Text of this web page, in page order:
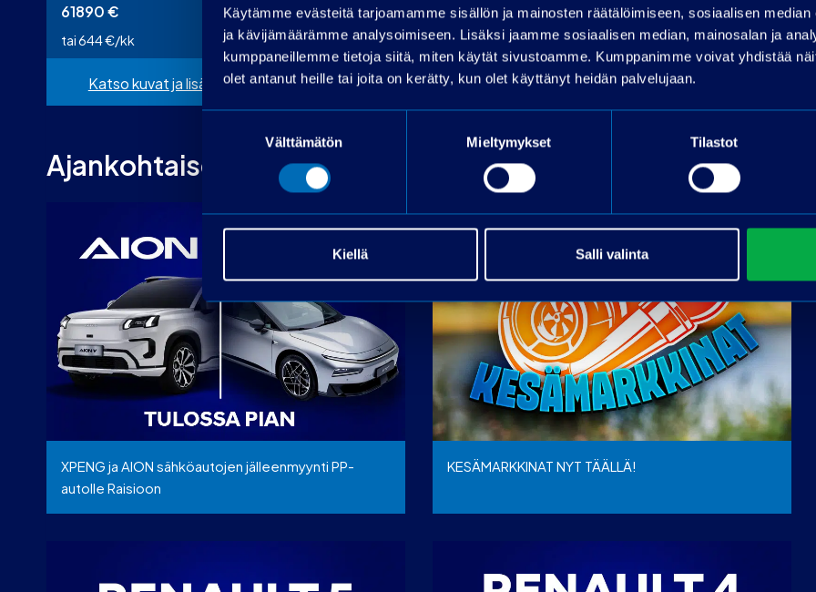
Käytämme evästeitä tarjoamamme sisällön ja mainosten räätälöimiseen, sosiaalisen
ja kävijämäärämme analysoimiseen. Lisäksi jaamme sosiaalisen median, mainosalan ja
kumppaneillemme tietoja siitä, miten käytät sivustoamme. Kumppanimme voivat yhdistää
olet antanut heille tai joita on kerätty, kun olet käyttänyt heidän palvelujaan.
Välttämätön Mieltymykset Tilastot
Kiellä Salli valinta
61890€
tai 644 €/kk
Katso kuvat ja lisätiedot
32900€
tai 347 €/kk
Katso kuvat ja lisätiedot
tai 229 €/kk
Katso kuvat ja
Ajankohtaiset tarjoukset ja uutiset
XPENG ja AION sähköautojen jälleenmyynti PP-
autolle Raisioon
KESÄMARKKINAT NYT TÄÄLLÄ!